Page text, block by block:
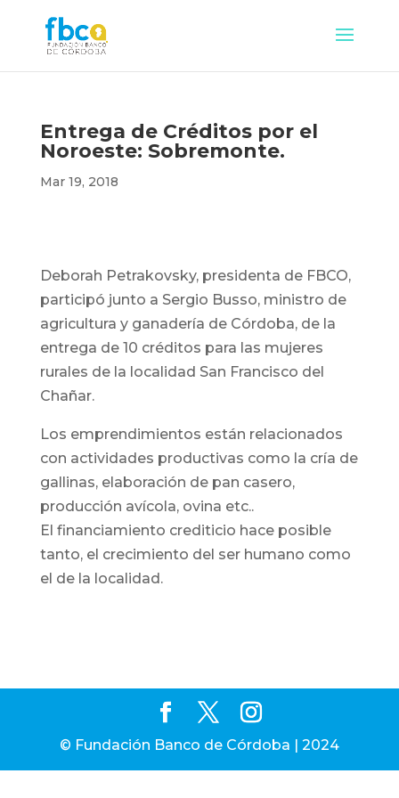
Entrega de Créditos por el
Noroeste: Sobremonte.
Mar 19, 2018
Deborah Petrakovsky, presidenta de FBCO,
participó junto a Sergio Busso, ministro de
agricultura y ganadería de Córdoba, de la
entrega de 10 créditos para las mujeres
rurales de la localidad San Francisco del
Chañar.
Los emprendimientos están relacionados
con actividades productivas como la cría de
gallinas, elaboración de pan casero,
producción avícola, ovina etc..
El financiamiento crediticio hace posible
tanto, el crecimiento del ser humano como
el de la localidad.
© Fundación Banco de Córdoba | 2024